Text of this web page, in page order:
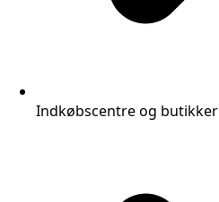
Indkøbscentre og butikker